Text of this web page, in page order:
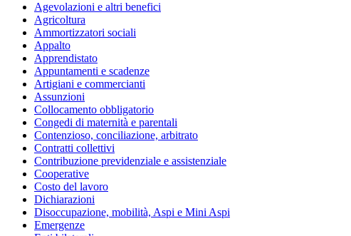
Agevolazioni e altri benefici
Agricoltura
Ammortizzatori sociali
Appalto
Apprendistato
Appuntamenti e scadenze
Artigiani e commercianti
Assunzioni
Collocamento obbligatorio
Congedi di maternità e parentali
Contenzioso, conciliazione, arbitrato
Contratti collettivi
Contribuzione previdenziale e assistenziale
Cooperative
Costo del lavoro
Dichiarazioni
Disoccupazione, mobilità, Aspi e Mini Aspi
Emergenze